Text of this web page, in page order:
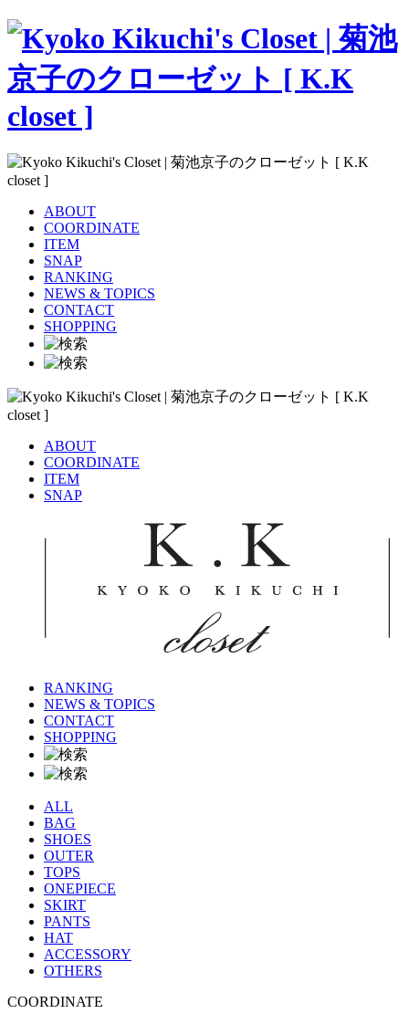
ABOUT
COORDINATE
ITEM
SNAP
RANKING
NEWS & TOPICS
CONTACT
SHOPPING
ABOUT
COORDINATE
ITEM
SNAP
RANKING
NEWS & TOPICS
CONTACT
SHOPPING
ALL
BAG
SHOES
OUTER
TOPS
ONEPIECE
SKIRT
PANTS
HAT
ACCESSORY
OTHERS
COORDINATE